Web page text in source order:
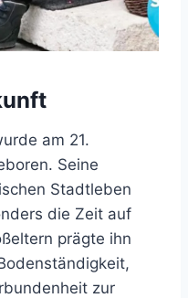
am 21.
Seine
Stadtleben
die Zeit auf
prägte ihn
zur